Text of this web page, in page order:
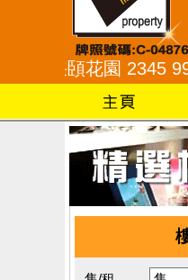
采頣花園 2345 9927 /